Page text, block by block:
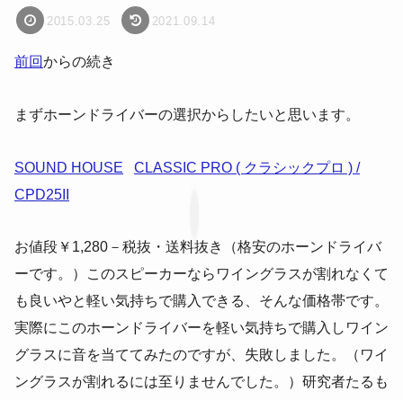
2015.03.25 2021.09.14
前回からの続き
まずホーンドライバーの選択からしたいと思います。
SOUND HOUSE
CLASSIC PRO ( クラシックプロ ) /
CPD25II
お値段￥1,280－税抜・送料抜き（格安のホーンドライバ
ーです。）このスピーカーならワイングラスが割れなくて
も良いやと軽い気持ちで購入できる、そんな価格帯です。
実際にこのホーンドライバーを軽い気持ちで購入しワイン
グラスに音を当ててみたのですが、失敗しました。（ワイ
ングラスが割れるには至りませんでした。）研究者たるも